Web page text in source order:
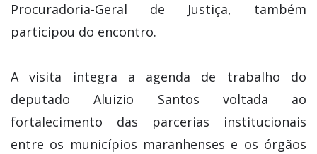
Procuradoria-Geral de Justiça, também
participou do encontro.
A visita integra a agenda de trabalho do
deputado Aluizio Santos voltada ao
fortalecimento das parcerias institucionais
entre os municípios maranhenses e os órgãos